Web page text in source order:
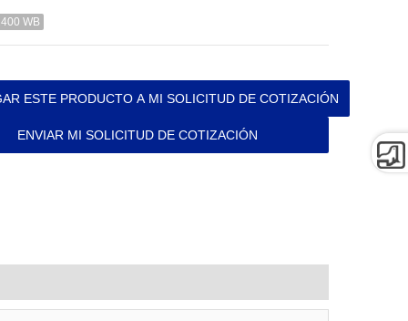
WB
ESTE PRODUCTO A MI SOLICITUD DE COTIZACIÓN
ENVIAR MI SOLICITUD DE COTIZACIÓN